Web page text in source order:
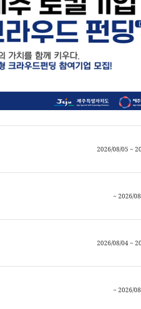
2026/08/05 ~
~ 2026/
2026/08/04 ~
~ 2026/